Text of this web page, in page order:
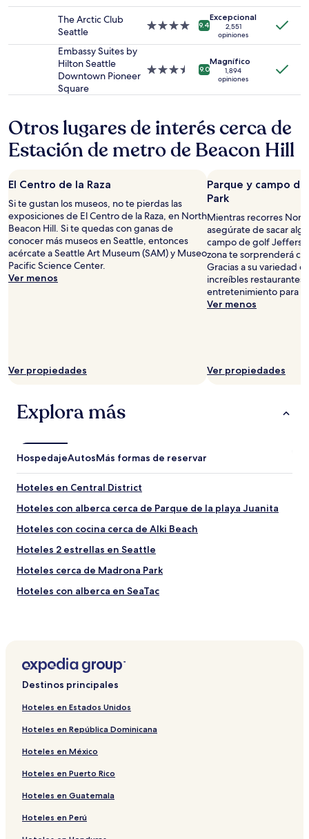
disponibilidad
a
adicionales.
estrellas
The Arctic Club
Seattle
Propiedad
estrellas
9.4
Excepcional
2,551
opiniones
Embassy Suites by
Hilton Seattle
Downtown Pioneer
Square
Propiedad
3.5
9.0
Magnífico
1,894
opiniones
Otros lugares de interés cerca de
Estación de metro de Beacon Hill
El Centro de la Raza
Si te gustan los museos, no te pierdas las
exposiciones de El Centro de la Raza, en North
Beacon Hill. Si te quedas con ganas de
conocer más museos en Seattle, entonces
acércate a Seattle Art Museum (SAM) y Museo
Pacific Science Center.
Ver menos
Ver propiedades
Parque y campo
Park
Mientras recorres
asegúrate de sacar
campo de golf
zona te sorprenderá
Gracias a su variedad
increíbles
entretenimiento para
Ver menos
Ver propiedades
Explora más
HospedajeAutosMás formas de reservar
Hoteles en Central District
Hoteles con alberca cerca de Parque de la playa Juanita
Hoteles con cocina cerca de Alki Beach
Hoteles 2 estrellas en Seattle
Hoteles cerca de Madrona Park
Hoteles con alberca en SeaTac
Hoteles cerca de Estación de Ferry de Seattle
Hoteles con desayuno incluido en Seattle
Hoteles de negocios en Northgate
Casas de huéspedes en Seattle
Hoteles que aceptan mascotas en Renton
Casas de huéspedes en Queen Anne
Hoteles cerca de Pioneer Square
Hoteles LGBTQIA en Seattle
Destinos principales
Hoteles en Estados Unidos
Hoteles en República Dominicana
Hoteles en México
Hoteles en Puerto Rico
Hoteles en Guatemala
Hoteles en Perú